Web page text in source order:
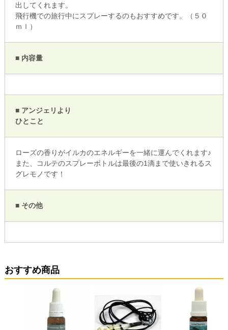
出してくれます。
飛行機での旅行中にスプレーするのもおすすめです。（５０
ｍｌ）
■ 内容量
■ アンジェリより
ひとこと
ローズの香りがイルカのエネルギーを一緒に運んでくれます♪
また、コルテのスプレーボトルは最後の1滴まで使いきれるス
グレモノです！
■ その他
おすすめ商品